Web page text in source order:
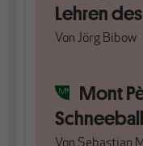
Lehren
Von Jörg Bibow
Mont